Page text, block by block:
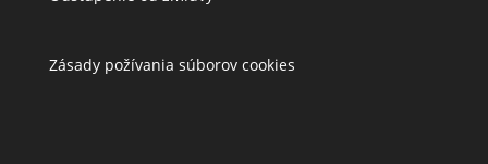
Zásady požívania súborov cookies